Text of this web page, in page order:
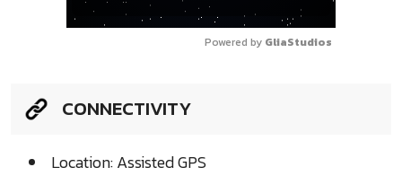
Powered by GliaStudios
CONNECTIVITY
Location: Assisted GPS